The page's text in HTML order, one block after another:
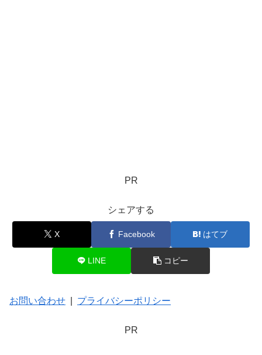
PR
シェアする
X Facebook はてブ
LINE コピー
お問い合わせ プライバシーポリシー
PR